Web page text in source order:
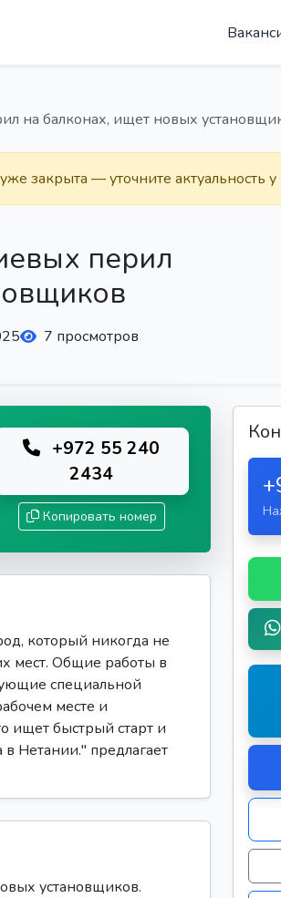
на балконах, ищет новых
закрыта — уточните актуальность
перил
7 просмотров
+972 55 240
2434
Копировать номер
который никогда не
мест. Общие работы в
специальной
месте и
ищет быстрый старт и
Нетании." предлагает
установщиков.